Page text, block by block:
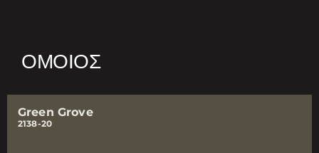
ΌΜΟΙΟΣ
Green Grove
2138-20